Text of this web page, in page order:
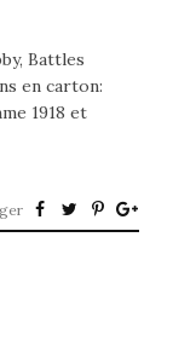
Battles
en carton:
1918 et